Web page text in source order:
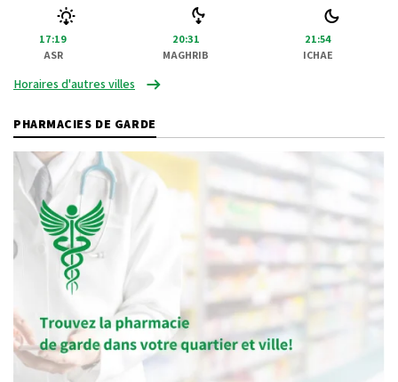
17:19
ASR
20:31
MAGHRIB
21:54
ICHAE
Horaires d'autres villes
PHARMACIES DE GARDE